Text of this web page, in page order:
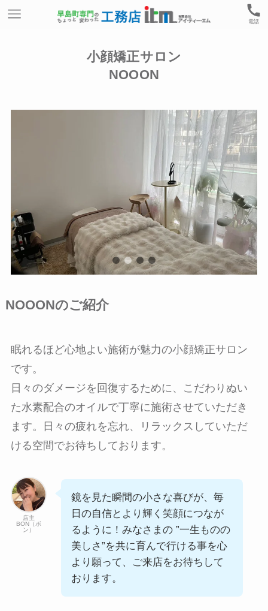
電話
小顔矯正サロン
NOOON
NOOONのご紹介
眠れるほど心地よい施術が魅力の小顔矯正サロン
です。
日々のダメージを回復するために、こだわりぬい
た水素配合のオイルで丁寧に施術させていただき
ます。日々の疲れを忘れ、リラックスしていただ
ける空間でお待ちしております。
店主
BON（ボ
ン）
鏡を見た瞬間の小さな喜びが、毎
日の自信とより輝く笑顔につなが
るように！みなさまの ”一生ものの
美しさ”を共に育んで行ける事を心
より願って、ご来店をお待ちして
おります。